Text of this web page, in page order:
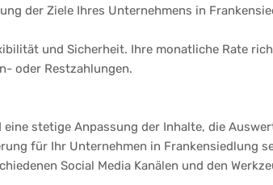
der Ziele Ihres Unternehmens in
und Sicherheit. Ihre monatliche Rate
oder Restzahlungen.
stetige Anpassung der Inhalte, die
für Ihr Unternehmen in Frankensiedlung
Social Media Kanälen und den